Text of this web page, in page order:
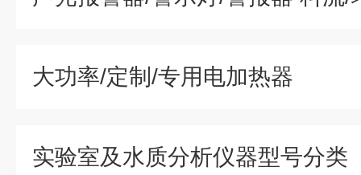
大功率/定制/专用电加热器
实验室及水质分析仪器型号分类